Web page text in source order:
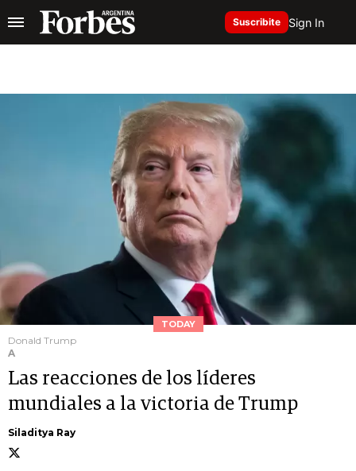
Suscribite Sign In
TODAY
Donald Trump
A
Las reacciones de los líderes
mundiales a la victoria de Trump
Siladitya Ray